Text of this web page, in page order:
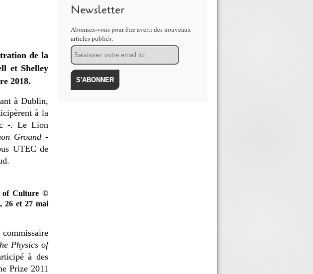
de la
et Shelley
2018.
à Dublin,
à la
-. Le Lion
Ground-
UTEC de
of Culture ©
26 et 27 mai
Physics of
à des
Prize 2011
Newsletter
Abonnez-vous pour être averti des nouveaux
articles publiés.
Email